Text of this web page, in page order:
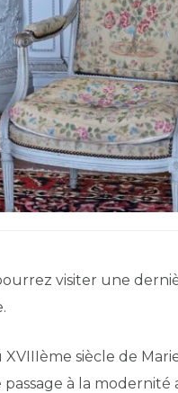
visiter une
siècle de
à la